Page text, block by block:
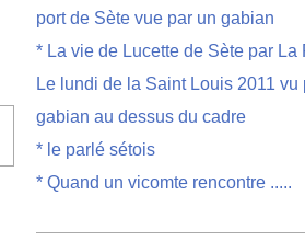
port de Sète vue par un gabian
* La vie de Lucette de Sète par La
Le lundi de la Saint Louis 2011 vu
gabian au dessus du cadre
* le parlé sétois
* Quand un vicomte rencontre .....